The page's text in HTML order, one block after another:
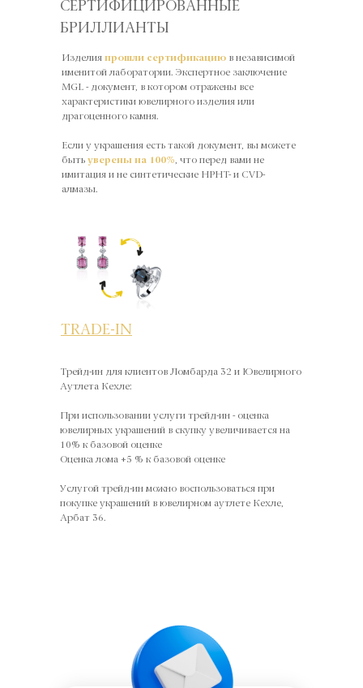
СЕРТИФИЦИРОВАННЫЕ
БРИЛЛИАНТЫ
Изделия прошли сертификацию в независимой
именитой лаборатории. Экспертное заключение
MGL - документ, в котором отражены все
характеристики ювелирного изделия или
драгоценного камня.
Если у украшения есть такой документ, вы можете
быть уверены на 100%, что перед вами не
имитация и не синтетические HPHT- и CVD-
алмазы.
TRADE-IN
Трейд-ин для клиентов Ломбарда 32 и Ювелирного
Аутлета Кехле:
При использовании услуги трейд-ин - оценка
ювелирных украшений в скупку увеличивается на
10% к базовой оценке
Оценка лома +5 % к базовой оценке
Услугой трейд-ин можно воспользоваться при
покупке украшений в ювелирном аутлете Кехле,
Арбат 36.